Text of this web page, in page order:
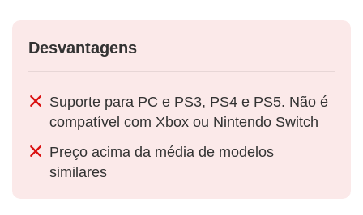
Desvantagens
Suporte para PC e PS3, PS4 e PS5. Não é
compatível com Xbox ou Nintendo Switch
Preço acima da média de modelos
similares